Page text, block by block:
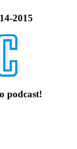
2015
podcast!